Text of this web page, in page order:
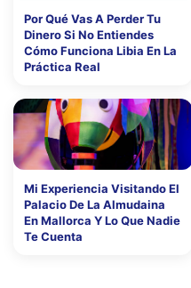
Por Qué Vas A Perder Tu
Dinero Si No Entiendes
Cómo Funciona Libia En La
Práctica Real
Mi Experiencia Visitando El
Palacio De La Almudaina
En Mallorca Y Lo Que Nadie
Te Cuenta